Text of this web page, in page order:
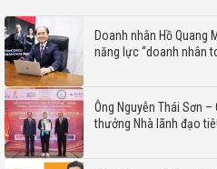
Doanh nhân Hồ Quang
năng lực “doanh nhân
Ông Nguyễn Thái Sơn
thưởng Nhà lãnh đạo